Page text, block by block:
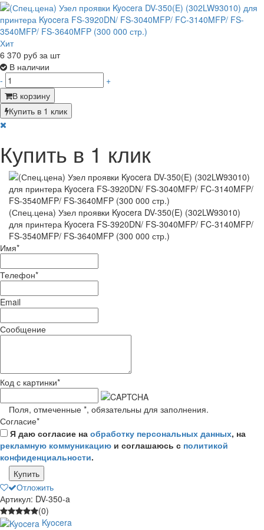
Хит
6 370 руб за шт
В наличии
-
+
В корзину
Купить в 1 клик
Купить в 1 клик
(Спец.цена) Узел проявки Kyocera DV-350(E) (302LW93010)
для принтера Kyocera FS-3920DN/ FS-3040MFP/ FC-3140MFP/
FS-3540MFP/ FS-3640MFP (300 000 стр.)
Имя*
Телефон*
Email
Сообщение
Код с картинки*
Поля, отмеченные *, обязательны для заполнения.
Согласие*
Я даю согласие на обработку персональных данных, на
рекламную коммуникацию и соглашаюсь с политикой
конфиденциальности.
Купить
Отложить
Артикул: DV-350-a
(0)
Kyocera